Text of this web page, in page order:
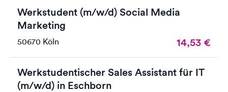
Werkstudent (m/w/d) Social Media
Marketing
50670 Köln 14,53 €
Werkstudentischer Sales Assistant für IT
(m/w/d) in Eschborn